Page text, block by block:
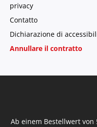
privacy
Contatto
Dichiarazione di
Annullare il contratto
Ab einem Bestellwert